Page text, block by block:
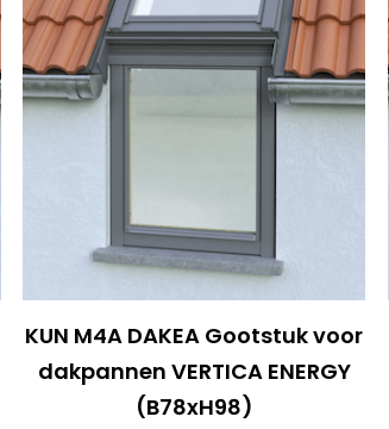
KUN M4A DAKEA Gootstuk voor
dakpannen VERTICA ENERGY
(B78xH98)